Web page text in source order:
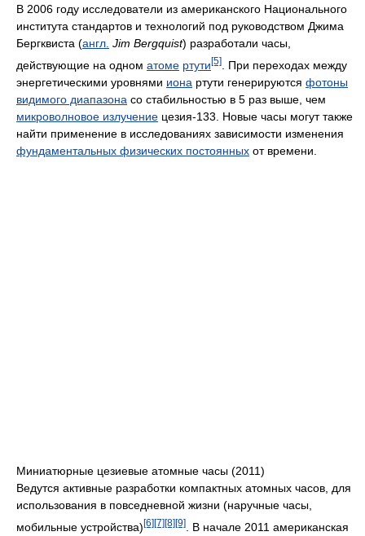
В 2006 году исследователи из американского Национального
института стандартов и технологий под руководством Джима
Бергквиста (англ. Jim Bergquist) разработали часы,
действующие на одном атоме ртути [5]
. При переходах между
энергетическими уровнями иона ртути генерируются фотоны
видимого диапазона со стабильностью в 5 раз выше, чем
микроволновое излучение цезия-133. Новые часы могут также
найти применение в исследованиях зависимости изменения
фундаментальных физических постоянных от времени.
Миниатюрные цезиевые атомные часы (2011)
Ведутся активные разработки компактных атомных часов, для
использования в повседневной жизни (наручные часы,
мобильные устройства) [6] [7] [8] [9]
. В начале 2011 американская